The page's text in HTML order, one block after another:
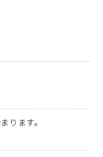
ります。